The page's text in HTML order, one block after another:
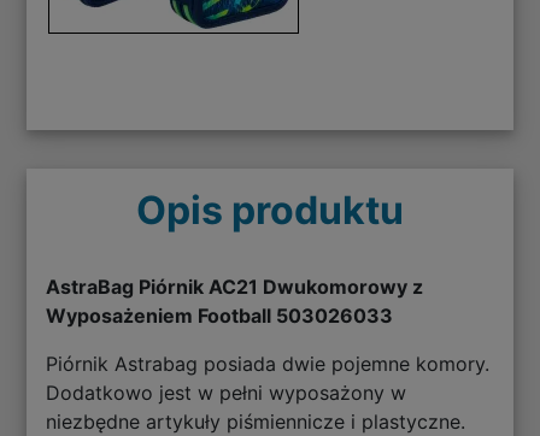
Opis produktu
AstraBag Piórnik AC21 Dwukomorowy z
Wyposażeniem Football 503026033
Piórnik Astrabag posiada dwie pojemne komory.
Dodatkowo jest w pełni wyposażony w
niezbędne artykuły piśmiennicze i plastyczne.